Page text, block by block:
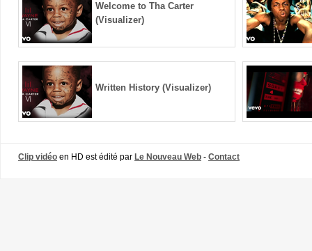
Welcome to Tha Carter
(Visualizer)
Written History (Visualizer)
Clip vidéo en HD est édité par Le Nouveau Web - Contact